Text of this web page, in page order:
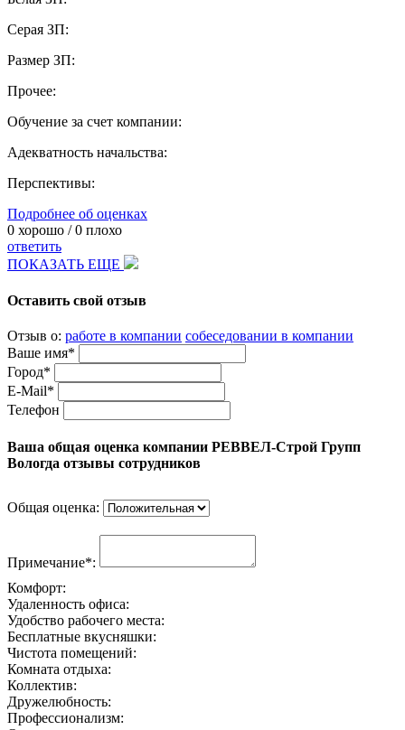
Серая ЗП:
Размер ЗП:
Прочее:
Обучение за счет компании:
Адекватность начальства:
Перспективы:
Подробнее об оценках
0 хорошо /0 плохо
ответить
ПОКАЗАТЬ ЕЩЕ
Оставить свой отзыв
Отзыв о: работе в компании собеседовании в компании
Ваше имя*
Город*
E-Mail*
Телефон
Ваша общая оценка компании РЕВВЕЛ-Строй Групп
Вологда отзывы сотрудников
Общая оценка:
Примечание*:
Комфорт:
Удаленность офиса:
Удобство рабочего места:
Бесплатные вкусняшки:
Чистота помещений:
Комната отдыха:
Коллектив:
Дружелюбность:
Профессионализм: